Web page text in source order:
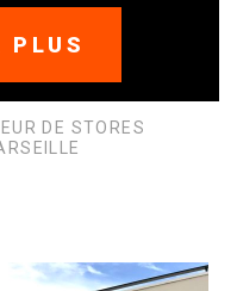
PLUS
DE STORES